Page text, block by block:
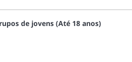
de jovens (Até 18 anos)